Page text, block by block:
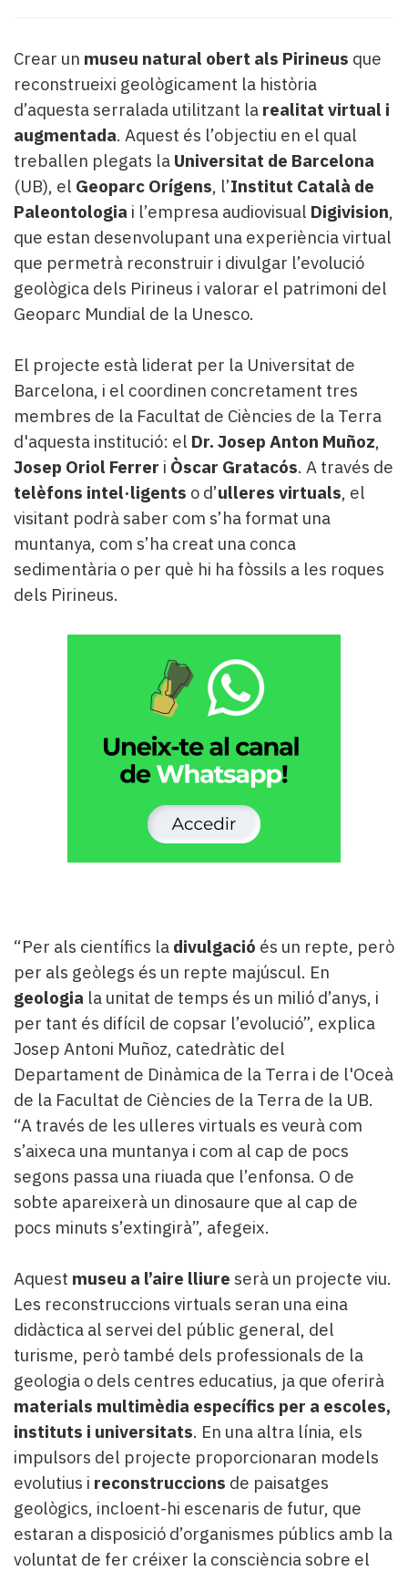
patrocinat
Lo
més
llegit...
Editorial
Crear un museu natural obert als Pirineus que
reconstrueixi geològicament la història
d’aquesta serralada utilitzant la realitat virtual i
augmentada. Aquest és l’objectiu en el qual
treballen plegats la Universitat de Barcelona
(UB), el Geoparc Orígens, l’Institut Català de
Paleontologia i l’empresa audiovisual Digivision,
que estan desenvolupant una experiència virtual
que permetrà reconstruir i divulgar l’evolució
geològica dels Pirineus i valorar el patrimoni del
Geoparc Mundial de la Unesco.
El projecte està liderat per la Universitat de
Barcelona, i el coordinen concretament tres
membres de la Facultat de Ciències de la Terra
d'aquesta institució: el Dr. Josep Anton Muñoz,
Josep Oriol Ferrer i Òscar Gratacós. A través de
telèfons intel·ligents o d’ulleres virtuals, el
visitant podrà saber com s’ha format una
muntanya, com s’ha creat una conca
sedimentària o per què hi ha fòssils a les roques
dels Pirineus.
“Per als científics la divulgació és un repte, però
per als geòlegs és un repte majúscul. En
geologia la unitat de temps és un milió d’anys, i
per tant és difícil de copsar l’evolució”, explica
Josep Antoni Muñoz, catedràtic del
Departament de Dinàmica de la Terra i de l'Oceà
de la Facultat de Ciències de la Terra de la UB.
“A través de les ulleres virtuals es veurà com
s’aixeca una muntanya i com al cap de pocs
segons passa una riuada que l’enfonsa. O de
sobte apareixerà un dinosaure que al cap de
pocs minuts s’extingirà”, afegeix.
Aquest museu a l’aire lliure serà un projecte viu.
Les reconstruccions virtuals seran una eina
didàctica al servei del públic general, del
turisme, però també dels professionals de la
geologia o dels centres educatius, ja que oferirà
materials multimèdia específics per a escoles,
instituts i universitats. En una altra línia, els
impulsors del projecte proporcionaran models
evolutius i reconstruccions de paisatges
geològics, incloent-hi escenaris de futur, que
estaran a disposició d’organismes públics amb la
voluntat de fer créixer la consciència sobre el